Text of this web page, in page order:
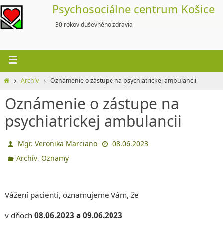
Skip
to
content
Psychosociálne centrum Košice
30 rokov duševného zdravia
HomeArchív Oznámenie o zástupe na psychiatrickej ambulancii
Oznámenie o zástupe na
psychiatrickej ambulancii
Mgr. Veronika Marciano
08.06.2023
Archív,Oznamy
Vážení pacienti, oznamujeme Vám, že
v dňoch 08.06.2023 a 09.06.2023